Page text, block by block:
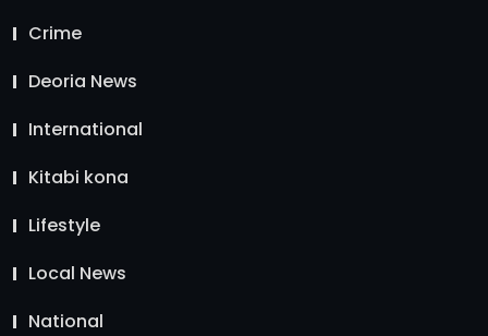
Crime
Deoria News
International
Kitabi kona
Lifestyle
Local News
National